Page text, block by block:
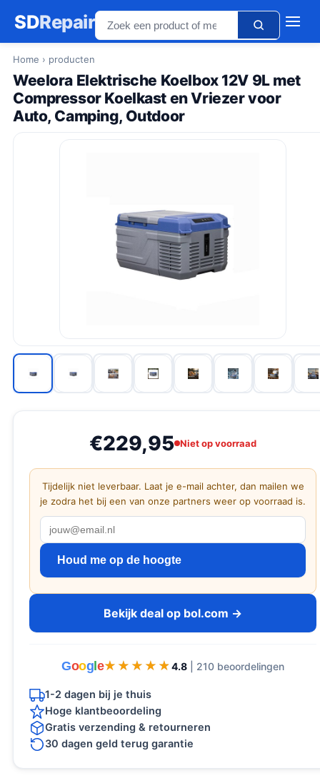
SDRepair
Home › producten
Weelora Elektrische Koelbox 12V 9L met
Compressor Koelkast en Vriezer voor
Auto, Camping, Outdoor
€229,95 Niet op voorraad
Tijdelijk niet leverbaar. Laat je e-mail achter, dan mailen we
je zodra het bij een van onze partners weer op voorraad is.
Houd me op de hoogte
Bekijk deal op bol.com →
Goog e★★★★★
★★★★★ 4.8 | 210 beoordelingen
1-2 dagen bij je thuis
Hoge klantbeoordeling
Gratis verzending & retourneren
30 dagen geld terug garantie